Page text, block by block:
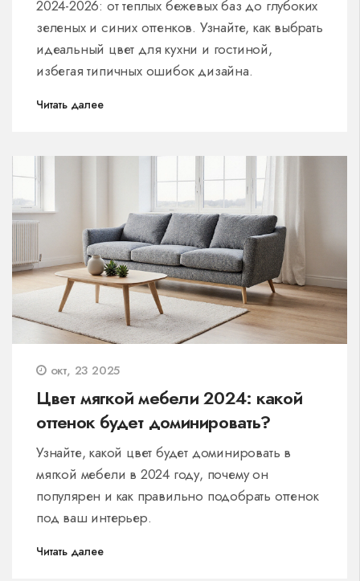
2024-2026: от теплых бежевых баз до глубоких
зеленых и синих оттенков. Узнайте, как выбрать
идеальный цвет для кухни и гостиной,
избегая типичных ошибок дизайна.
Читать далее
окт, 23 2025
Цвет мягкой мебели 2024: какой
оттенок будет доминировать?
Узнайте, какой цвет будет доминировать в
мягкой мебели в 2024 году, почему он
популярен и как правильно подобрать оттенок
под ваш интерьер.
Читать далее